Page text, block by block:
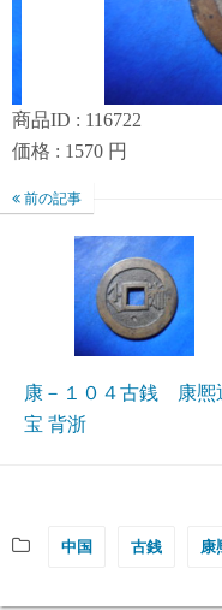
商品ID : 116722
価格 : 1570 円
前の記事
康－１０４古銭 康熈
宝 背浙
中国 古銭 康